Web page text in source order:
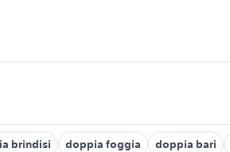
brindisi doppia foggia doppia bari